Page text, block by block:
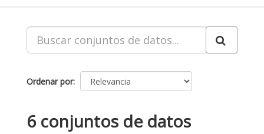
Ordenar por
6 conjuntos de datos